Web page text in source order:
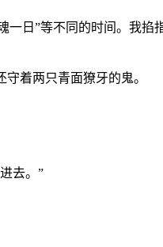
日”等不同的时间。我
着两只青面獠牙的鬼。
去。”